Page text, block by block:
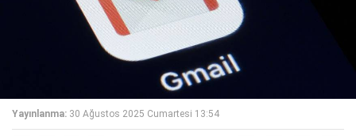
Yayınlanma: 30 Ağustos 2025 Cumartesi 13:54